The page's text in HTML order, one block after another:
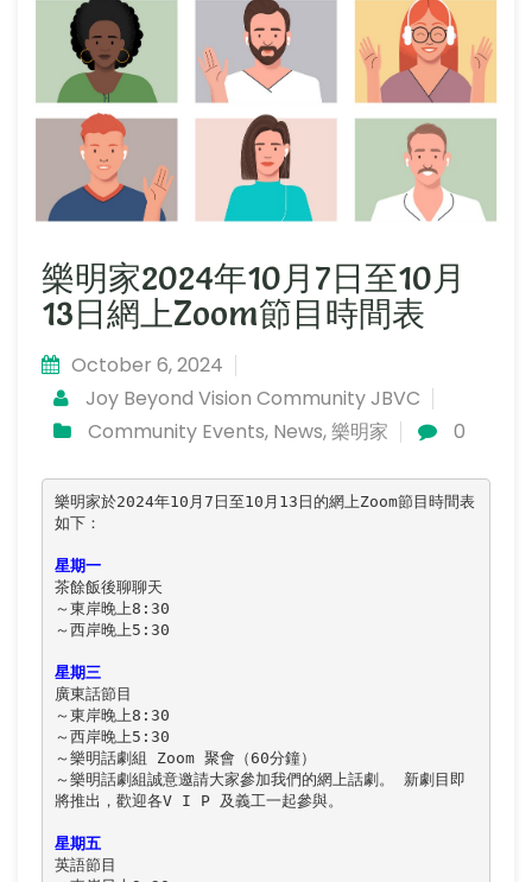
樂明家2024年10月7日至10月
13日網上Zoom節目時間表
October 6, 2024
Joy Beyond Vision Community JBVC
Community Events, News,樂明家 0
樂明家於2024年10月7日至10月13日的網上Zoom節目時間表
如下：
星期一
茶餘飯後聊聊天
～東岸晚上8:30
～西岸晚上5:30
星期三
廣東話節目
～東岸晚上8:30
～西岸晚上5:30
～樂明話劇組 Zoom 聚會（60分鐘）
～樂明話劇組誠意邀請大家參加我們的網上話劇。 新劇目即
將推出，歡迎各V I P 及義工一起參與。
星期五
英語節目